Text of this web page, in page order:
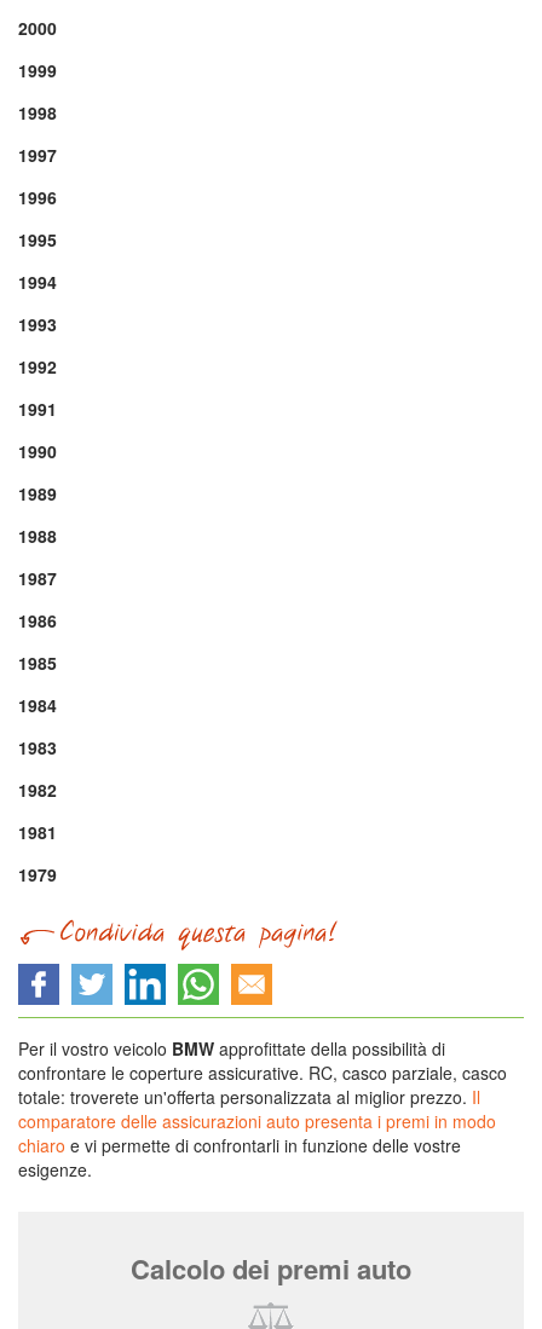
2000
1999
1998
1997
1996
1995
1994
1993
1992
1991
1990
1989
1988
1987
1986
1985
1984
1983
1982
1981
1979
Per il vostro veicolo BMW approfittate della possibilità di
confrontare le coperture assicurative. RC, casco parziale, casco
totale: troverete un'offerta personalizzata al miglior prezzo. Il
comparatore delle assicurazioni auto presenta i premi in modo
chiaro e vi permette di confrontarli in funzione delle vostre
esigenze.
Calcolo dei premi auto